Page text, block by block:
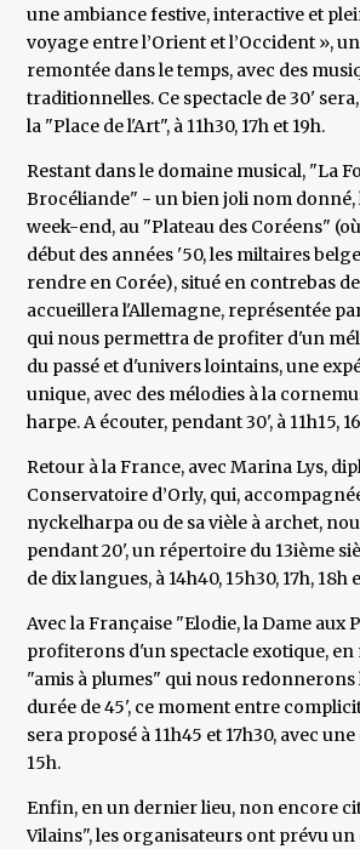
une ambiance festive, interactive et
voyage entre l’Orient et l’Occident »,
remontée dans le temps, avec des
traditionnelles. Ce spectacle de 30'
la "Place de l'Art", à 11h30, 17h et 19h.
Restant dans le domaine musical, "La
Brocéliande" - un bien joli nom donné,
week-end, au "Plateau des Coréens"
début des années '50, les miltaires
rendre en Corée), situé en contrebas
accueillera l'Allemagne, représentée
qui nous permettra de profiter d'un
du passé et d'univers lointains, une
unique, avec des mélodies à la
harpe. A écouter, pendant 30', à 11h15,
Retour à la France, avec Marina Lys,
Conservatoire d’Orly, qui,
nyckelharpa ou de sa vièle à archet,
pendant 20', un répertoire du 13ième
de dix langues, à 14h40, 15h30, 17h, 18h
Avec la Française "Elodie, la Dame aux
profiterons d'un spectacle exotique, en
"amis à plumes" qui nous redonnerons
durée de 45', ce moment entre
sera proposé à 11h45 et 17h30, avec
15h.
Enfin, en un dernier lieu, non encore
Vilains", les organisateurs ont prévu